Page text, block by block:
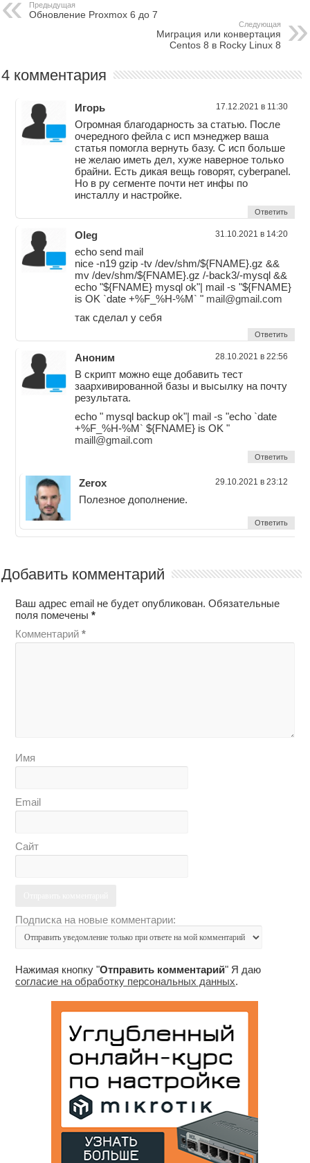
Предыдущая
Обновление Proxmox 6 до 7
Следующая
Миграция или конвертация
Centos 8 в Rocky Linux 8
4 комментария
Игорь 17.12.2021 в 11:30
Огромная благодарность за статью. После
очередного фейла с исп мэнеджер ваша
статья помогла вернуть базу. С исп больше
не желаю иметь дел, хуже наверное только
брайни. Есть дикая вещь говорят, cyberpanel.
Но в ру сегменте почти нет инфы по
инсталлу и настройке.
Ответить
Oleg 31.10.2021 в 14:20
echo send mail
nice -n19 gzip -tv /dev/shm/${FNAME}.gz &&
mv /dev/shm/${FNAME}.gz /-back3/-mysql &&
echo "${FNAME} mysql ok"| mail -s "${FNAME}
is OK `date +%F_%H-%M` " mail@gmail.com
так сделал у себя
Ответить
Аноним 28.10.2021 в 22:56
В скрипт можно еще добавить тест
заархивированной базы и высылку на почту
результата.
echo " mysql backup ok"| mail -s "echo `date
+%F_%H-%M` ${FNAME} is OK "
maill@gmail.com
Ответить
Zerox 29.10.2021 в 23:12
Полезное дополнение.
Ответить
Добавить комментарий
Ваш адрес email не будет опубликован. Обязательные
поля помечены*
Комментарий*
Имя
Email
Сайт
Подписка на новые комментарии:
Нажимая кнопку "Отправить комментарий" Я даю
согласие на обработку персональных данных.